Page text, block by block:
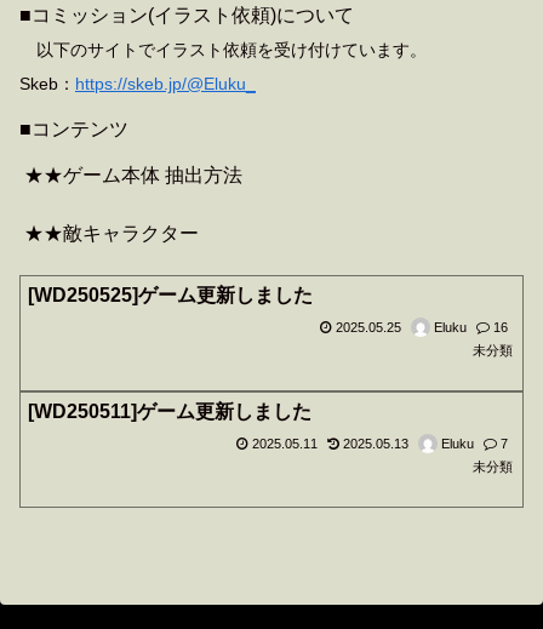
■コミッション(イラスト依頼)について
以下のサイトでイラスト依頼を受け付けています。
Skeb： https://skeb.jp/@Eluku_
■コンテンツ
★★ゲーム本体 抽出方法
★★敵キャラクター
[WD250525]ゲーム更新しました
2025.05.25 Eluku
16
未分類
[WD250511]ゲーム更新しました
2025.05.11 2025.05.13 Eluku
7
未分類